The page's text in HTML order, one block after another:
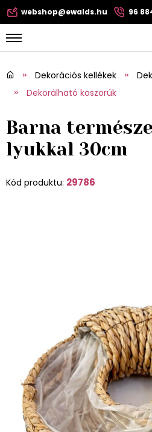
webshop@ewalds.hu 96
Dekorációs kellékek
Dekorálható koszorúk
Barna
lyukkal 30cm
Kód produktu: 29786